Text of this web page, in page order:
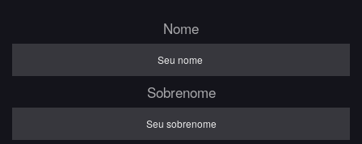
Nome
Sobrenome